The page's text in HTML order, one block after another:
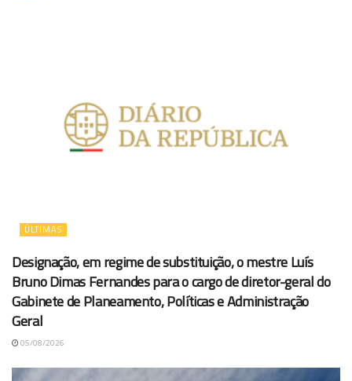
ÚLTIMAS
Designação, em regime de substituição, o mestre Luís
Bruno Dimas Fernandes para o cargo de diretor-geral do
Gabinete de Planeamento, Políticas e Administração
Geral
05/08/2026